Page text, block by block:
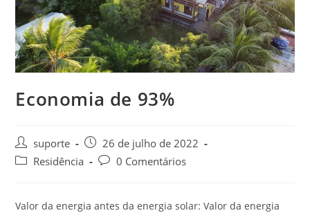
Economia de 93%
suporte
26 de julho de 2022
Residência
0 Comentários
Valor da energia antes da energia solar: Valor da energia